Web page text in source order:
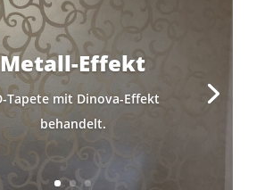
Metall-Effekt
Tapete mit Dinova-Effekt
behandelt.